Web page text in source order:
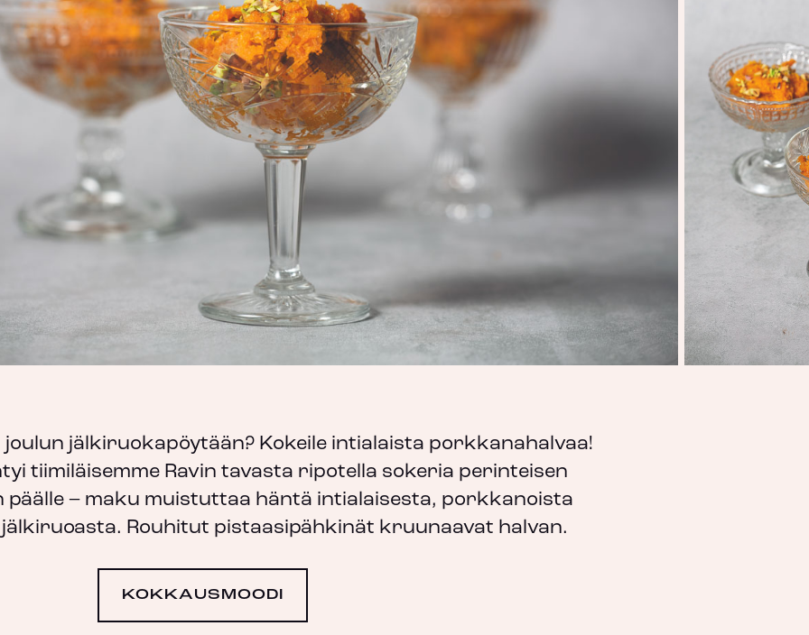
jälkiruokapöytään? Kokeile intialaista porkkanahalvaa!
tiimiläisemme Ravin tavasta ripotella sokeria perinteisen
– maku muistuttaa häntä intialaisesta, porkkanoista
Rouhitut pistaasipähkinät kruunaavat halvan.
KOKKAUSMOODI